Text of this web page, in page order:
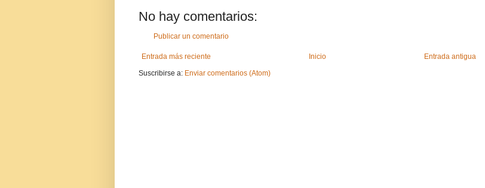
No hay comentarios:
Publicar un comentario
Entrada más reciente Entrada antigua
Inicio
Suscribirse a: Enviar comentarios (Atom)